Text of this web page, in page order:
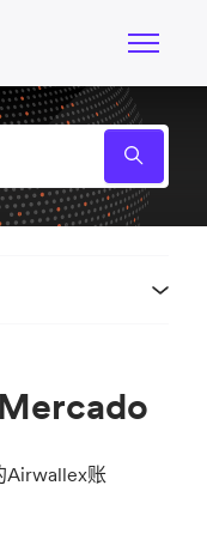
切换导
Airwallex账